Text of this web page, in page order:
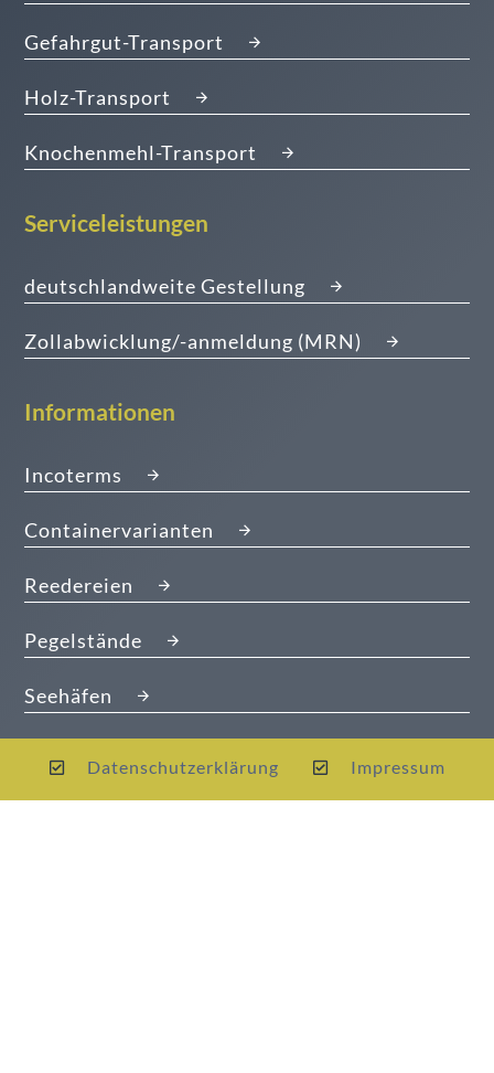
Gefahrgut-Transport
Holz-Transport
Knochenmehl-Transport
Serviceleistungen
deutschlandweite Gestellung
Zollabwicklung/-anmeldung (MRN)
Informationen
Incoterms
Containervarianten
Reedereien
Pegelstände
Seehäfen
Datenschutzerklärung Impressum